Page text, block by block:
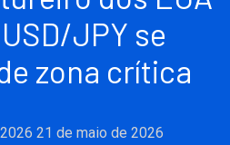
JPY se
zona crítica
21 de maio de 2026